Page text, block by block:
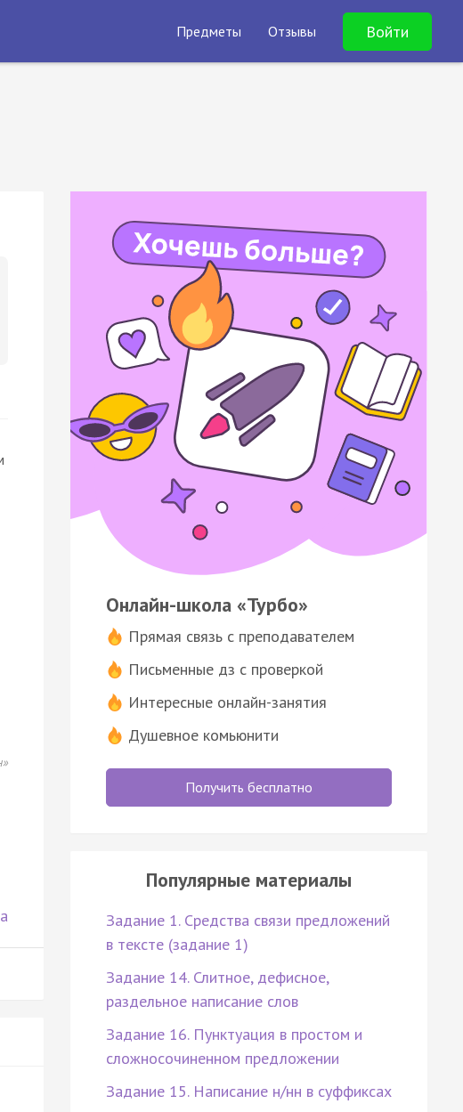
Предметы Отзывы Войти
Онлайн-школа «Турбо»
Прямая связь с преподавателем
Письменные дз с проверкой
Интересные онлайн-занятия
Душевное комьюнити
Получить бесплатно
Популярные материалы
Задание 1. Средства связи предложений
в тексте (задание 1)
Задание 14. Слитное, дефисное,
раздельное написание слов
Задание 16. Пунктуация в простом и
сложносочиненном предложении
Задание 15. Написание н/нн в суффиксах